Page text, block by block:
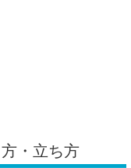
・立ち方